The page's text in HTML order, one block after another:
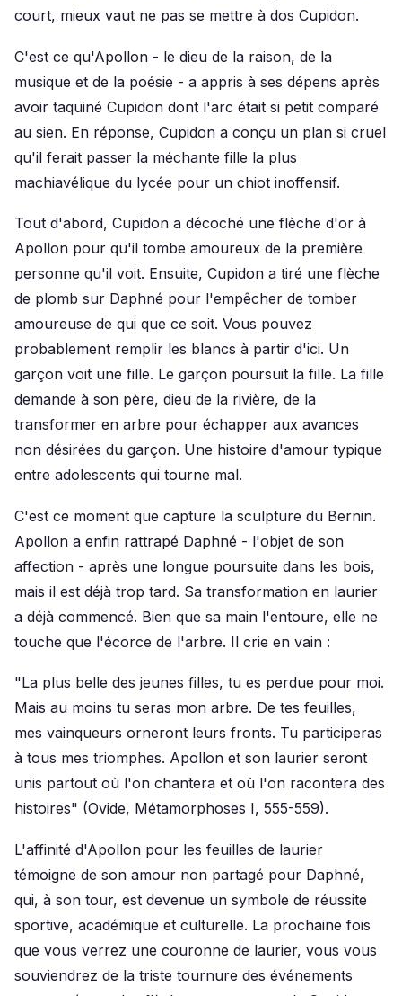
court, mieux vaut ne pas se mettre à dos Cupidon.
C'est ce qu'Apollon - le dieu de la raison, de la
musique et de la poésie - a appris à ses dépens après
avoir taquiné Cupidon dont l'arc était si petit comparé
au sien. En réponse, Cupidon a conçu un plan si cruel
qu'il ferait passer la méchante fille la plus
machiavélique du lycée pour un chiot inoffensif.
Tout d'abord, Cupidon a décoché une flèche d'or à
Apollon pour qu'il tombe amoureux de la première
personne qu'il voit. Ensuite, Cupidon a tiré une flèche
de plomb sur Daphné pour l'empêcher de tomber
amoureuse de qui que ce soit. Vous pouvez
probablement remplir les blancs à partir d'ici. Un
garçon voit une fille. Le garçon poursuit la fille. La fille
demande à son père, dieu de la rivière, de la
transformer en arbre pour échapper aux avances
non désirées du garçon. Une histoire d'amour typique
entre adolescents qui tourne mal.
C'est ce moment que capture la sculpture du Bernin.
Apollon a enfin rattrapé Daphné - l'objet de son
affection - après une longue poursuite dans les bois,
mais il est déjà trop tard. Sa transformation en laurier
a déjà commencé. Bien que sa main l'entoure, elle ne
touche que l'écorce de l'arbre. Il crie en vain :
"La plus belle des jeunes filles, tu es perdue pour moi.
Mais au moins tu seras mon arbre. De tes feuilles,
mes vainqueurs orneront leurs fronts. Tu participeras
à tous mes triomphes. Apollon et son laurier seront
unis partout où l'on chantera et où l'on racontera des
histoires" (Ovide, Métamorphoses I, 555-559).
L'affinité d'Apollon pour les feuilles de laurier
témoigne de son amour non partagé pour Daphné,
qui, à son tour, est devenue un symbole de réussite
sportive, académique et culturelle. La prochaine fois
que vous verrez une couronne de laurier, vous vous
souviendrez de la triste tournure des événements